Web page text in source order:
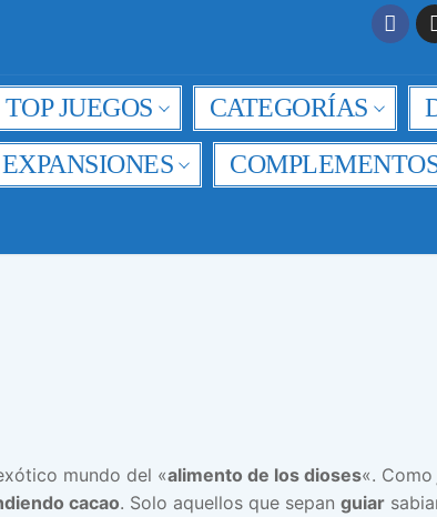
TOP JUEGOS CATEGORÍAS
EXPANSIONES
mundo del «alimento de los dioses«. Como
cacao. Solo aquellos que sepan guiar